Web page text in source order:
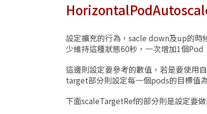
設定擴充的行為，sacle down及up的時
少維持這種狀態60秒，一次增加1個Pod​
這邊則設定要參考的數值，若是要使用
target部分則設定每一個pods的目標值
下面scaleTargetRef的部分則是設定要